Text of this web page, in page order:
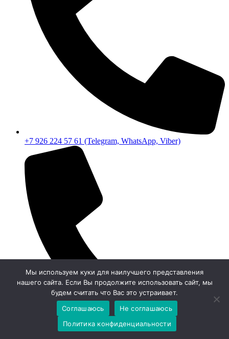
+7 926 224 57 61 (Telegram, WhatsApp, Viber)
Мы используем куки для наилучшего представления
нашего сайта. Если Вы продолжите использовать сайт, мы
будем считать что Вас это устраивает.
Соглашаюсь
Не соглашаюсь
Политика конфиденциальности